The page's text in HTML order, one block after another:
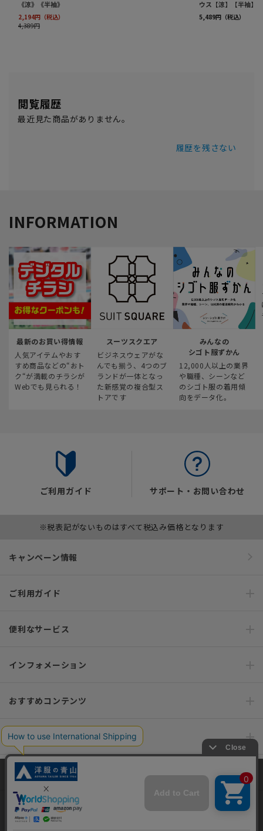
閲覧履歴
最近見た商品がありません。
履歴を残さない
INFORMATION
最新のお買い得情報
人気アイテムやおす
すめ商品などの“おト
ク“が満載のチラシが
Webでも見られる！
スーツスクエア
ビジネスウェアがな
んでも揃う、4つのブ
ランドが一体となっ
た新感覚の複合型ス
トアです
みんなの
シゴト服ずかん
12,000人以上の業界
や職種、シーンなど
のシゴト服の着用傾
向をデータ化。
ご利用ガイド サポート・お問い合わせ
※税表記がないものはすべて税込み価格となります
キャンペーン情報
ご利用ガイド
便利なサービス
インフォメーション
おすすめコンテンツ
ポリシー・企業情報
オーダースーツなら SHITATE
当サイトでは、快適な閲覧体験とコンテンツ改善のためにCookieを使用
しています。閲覧を続けることで、Cookieの使用に同意したものとみな
します。詳細については